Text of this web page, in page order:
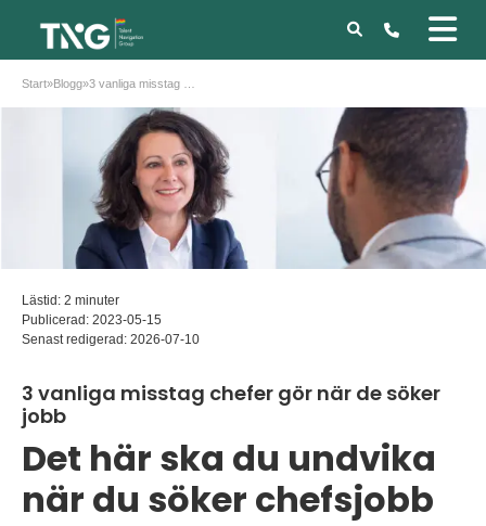
Start»Blogg»
Lästid: 2 minuter
Publicerad: 2023-05-15
Senast redigerad: 2026-07-10
3 vanliga misstag chefer gör när de söker
jobb
Det här ska du undvika
när du söker chefsjobb